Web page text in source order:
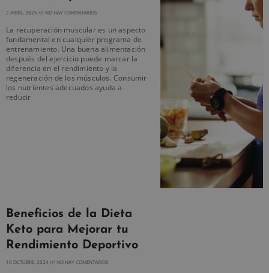
2 ABRIL, 2025 NO HAY COMENTARIOS
La recuperación muscular es un aspecto
fundamental en cualquier programa de
entrenamiento. Una buena alimentación
después del ejercicio puede marcar la
diferencia en el rendimiento y la
regeneración de los músculos. Consumir
los nutrientes adecuados ayuda a
reducir
Beneficios de la Dieta
Keto para Mejorar tu
Rendimiento Deportivo
10 OCTUBRE, 2024 NO HAY COMENTARIOS